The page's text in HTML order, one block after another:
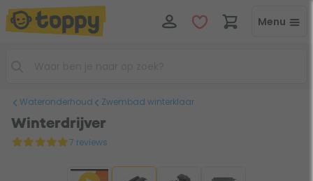
Menu
Wateronderhoud Zwembad winterklaar
Winterdrijver
7 reviews